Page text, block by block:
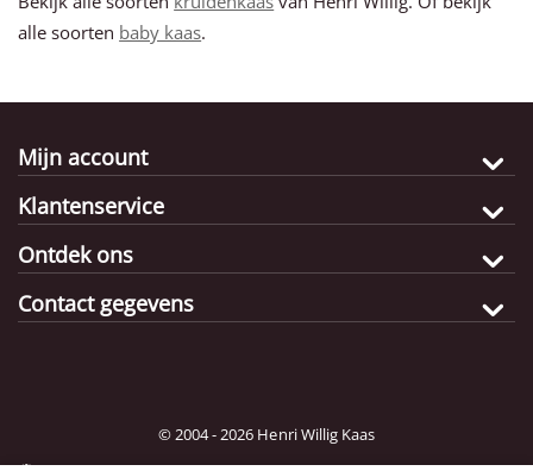
alle soorten baby kaas.
Mijn account
Klantenservice
Ontdek ons
Contact gegevens
© 2004 - 2026 Henri Willig Kaas